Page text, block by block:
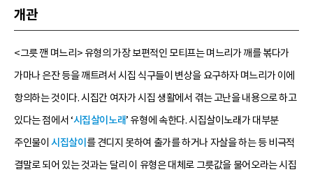
개관
<그릇 깬 며느리> 유형의 가장 보편적인 모티프는 며느리가 깨를 볶다가
가마나 은잔 등을 깨트려서 시집 식구들이 변상을 요구하자 며느리가 이에
항의하는 것이다. 시집간 여자가 시집 생활에서 겪는 고난을 내용으로 하고
있다는 점에서 ‘시집살이노래’ 유형에 속한다. 시집살이노래가 대부분
주인물이시집살이 를 견디지 못하여 출가를 하거나 자살을 하는 등 비극적
결말로 되어 있는 것과는 달리 이 유형은 대체로 그릇값을 물어오라는 시집